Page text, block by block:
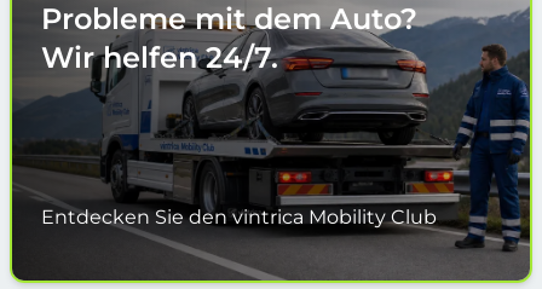
Probleme mit dem Auto?
Wir helfen24/7.
Entdecken Sie den vintrica Mobility Club